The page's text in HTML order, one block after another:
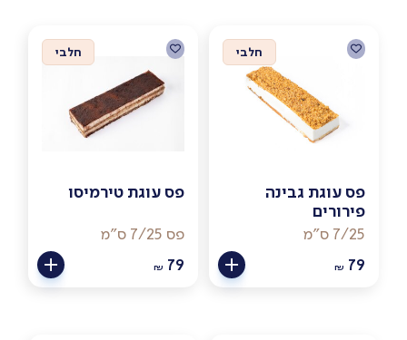
חלבי
פס עוגת גבינה
פירורים
7/25 ס"מ
₪ 79
חלבי
פס עוגת טירמיסו
פס 7/25 ס"מ
₪ 79